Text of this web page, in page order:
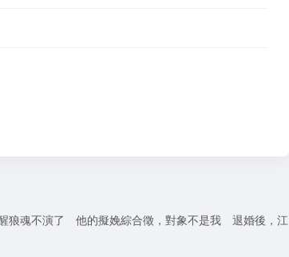
狼魂不演了 他的擬娩綜合徵，對象不是我
退婚後，江